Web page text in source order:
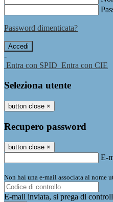
Password dimenticata?
-
Entra con SPID Entra con CIE
Seleziona utente
button close ×
Recupero password
button close ×
E-
Non hai una e-mail associata al nome
E-mail inviata, si prega di